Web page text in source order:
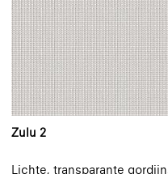
Zulu 2
Lichte, transparante